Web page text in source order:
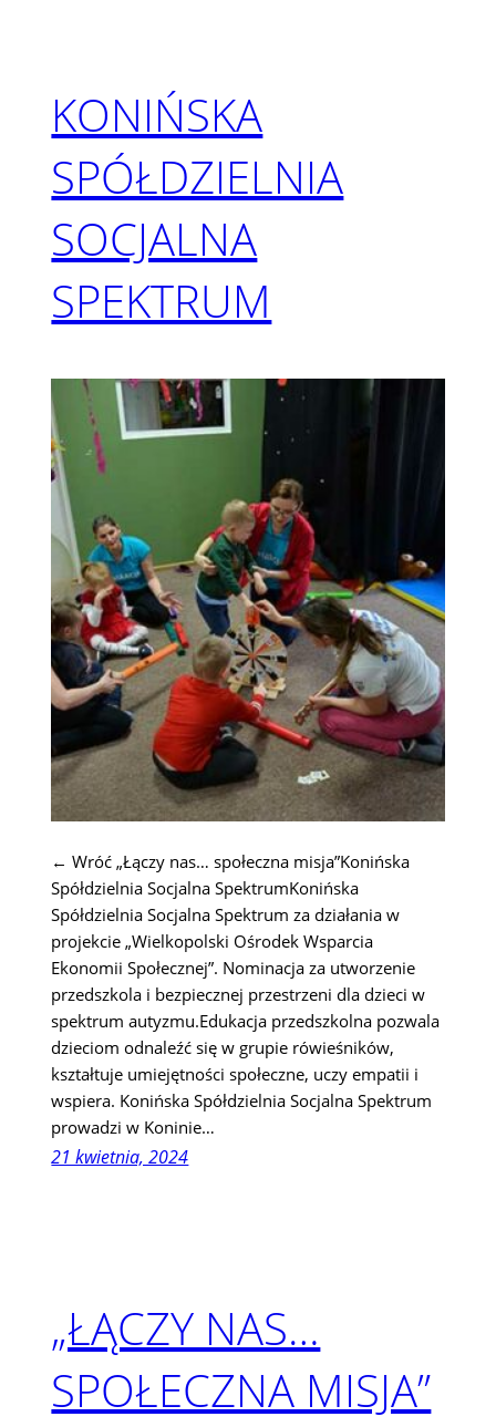
KONIŃSKA
SPÓŁDZIELNIA
SOCJALNA
SPEKTRUM
← Wróć „Łączy nas… społeczna misja”Konińska
Spółdzielnia Socjalna SpektrumKonińska
Spółdzielnia Socjalna Spektrum za działania w
projekcie „Wielkopolski Ośrodek Wsparcia
Ekonomii Społecznej”. Nominacja za utworzenie
przedszkola i bezpiecznej przestrzeni dla dzieci w
spektrum autyzmu.Edukacja przedszkolna pozwala
dzieciom odnaleźć się w grupie rówieśników,
kształtuje umiejętności społeczne, uczy empatii i
wspiera. Konińska Spółdzielnia Socjalna Spektrum
prowadzi w Koninie…
21 kwietnia, 2024
„ŁĄCZY NAS…
SPOŁECZNA MISJA”